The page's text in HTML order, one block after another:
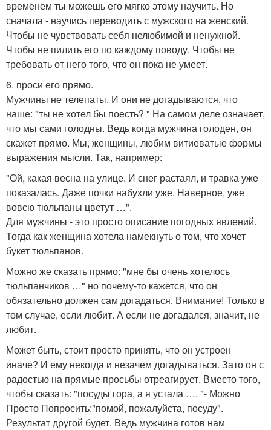
временем ты можешь его мягко этому научить. Но
сначала - научись переводить с мужского на женский.
Чтобы не чувствовать себя нелюбимой и ненужной.
Чтобы не пилить его по каждому поводу. Чтобы не
требовать от него того, что он пока не умеет.
6. проси его прямо.
Мужчины не телепаты. И они не догадываются, что
наше: "ты не хотел бы поесть? " На самом деле означает,
что мы сами голодны. Ведь когда мужчина голоден, он
скажет прямо. Мы, женщины, любим витиеватые формы
выражения мысли. Так, например:
"Ой, какая весна на улице. И снег растаял, и травка уже
показалась. Даже почки набухли уже. Наверное, уже
вовсю тюльпаны цветут …".
Для мужчины - это просто описание погодных явлений.
Тогда как женщина хотела намекнуть о том, что хочет
букет тюльпанов.
Можно же сказать прямо: "мне бы очень хотелось
тюльпанчиков …" но почему-то кажется, что он
обязательно должен сам догадаться. Внимание! Только в
том случае, если любит. А если не догадался, значит, не
любит.
Может быть, стоит просто принять, что он устроен
иначе? И ему некогда и незачем догадываться. Зато он с
радостью на прямые просьбы отреагирует. Вместо того,
чтобы сказать: "посуды гора, а я устала …. "- Можно
Просто Попросить:"помой, пожалуйста, посуду".
Результат другой будет. Ведь мужчина готов нам